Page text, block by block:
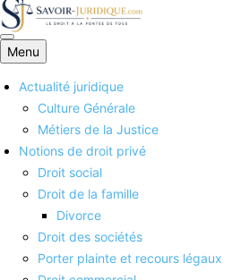
Savoirs juridiques
Menu
Actualité juridique
Culture Générale
Métiers de la Justice
Notions de droit privé
Droit social
Droit de la famille
Divorce
Droit des sociétés
Porter plainte et recours légaux